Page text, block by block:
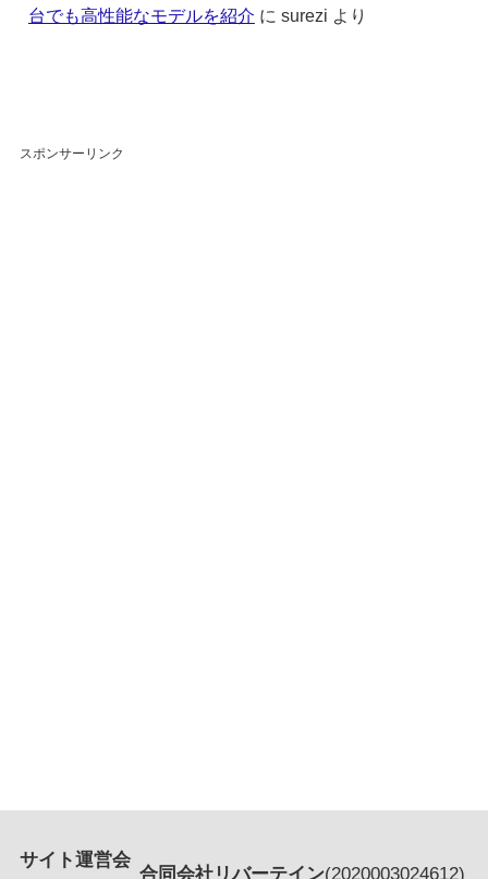
台でも高性能なモデルを紹介 に surezi より
スポンサーリンク
サイト運営会
合同会社リバーテイン(2020003024612)